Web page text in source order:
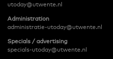
utoday@utwente.nl
Administration
administratie-utoday@utwente.nl
Specials / advertising
specials-utoday@utwente.nl